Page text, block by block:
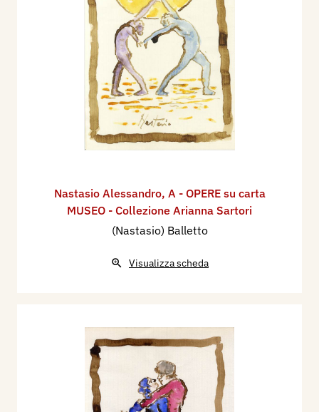
Nastasio Alessandro, A - OPERE su carta
MUSEO - Collezione Arianna Sartori
(Nastasio) Balletto
Visualizza scheda